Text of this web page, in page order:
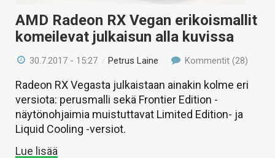
HAKU
AMD Radeon RX Vegan erikoismallit
komeilevat julkaisun alla kuvissa
30.7.2017 - 15:27 /Petrus Laine Kommentit (28)
Radeon RX Vegasta julkaistaan ainakin kolme eri
versiota: perusmalli sekä Frontier Edition -
näytönohjaimia muistuttavat Limited Edition- ja
Liquid Cooling -versiot.
Lue lisää